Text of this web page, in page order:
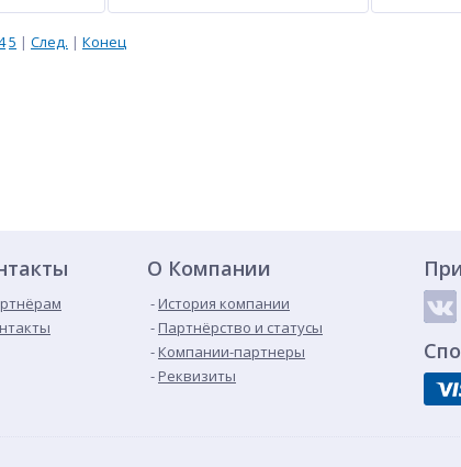
5 | След. | Конец
О Компании
История компании
Партнёрство и статусы
Компании-партнеры
Реквизиты